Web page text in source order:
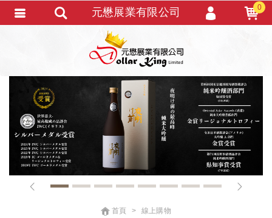
首頁 線上購物
元懋展業有限公司 0
會員登入
會員註冊
忘記密碼
訂單查詢
TRACK LISTING 追 / 蹤 / 清 / 單
匯款通知